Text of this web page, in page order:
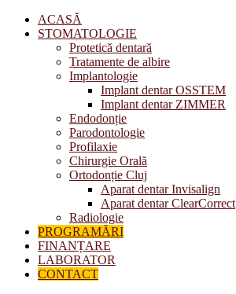
ACASĂ
STOMATOLOGIE
Protetică dentară
Tratamente de albire
Implantologie
Implant dentar OSSTEM
Implant dentar ZIMMER
Endodonție
Parodontologie
Profilaxie
Chirurgie Orală
Ortodonție Cluj
Aparat dentar Invisalign
Aparat dentar ClearCorrect
Radiologie
PROGRAMĂRI
FINANȚARE
LABORATOR
CONTACT